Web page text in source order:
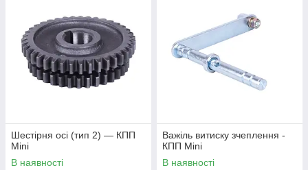
Шестірня осі (тип 2) — КПП
Mini
В наявності
Важіль витиску зчеплення -
КПП Mini
В наявності